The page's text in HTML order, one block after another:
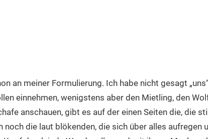
an meiner Formulierung. Ich habe nicht gesagt
einnehmen, wenigstens aber den Mietling, den
anschauen, gibt es auf der einen Seiten die, die
die laut blökenden, die sich über alles aufregen